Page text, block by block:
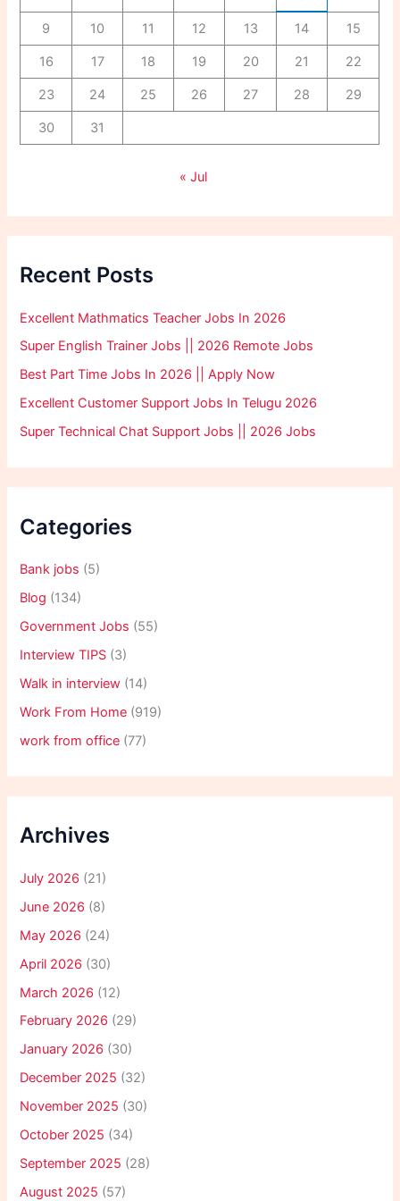
9 10 11 12 13 14 15
16 17 18 19 20 21 22
23 24 25 26 27 28 29
30 31
« Jul
Recent Posts
Excellent Mathmatics Teacher Jobs In 2026
Super English Trainer Jobs || 2026 Remote Jobs
Best Part Time Jobs In 2026 || Apply Now
Excellent Customer Support Jobs In Telugu 2026
Super Technical Chat Support Jobs || 2026 Jobs
Categories
Bank jobs (5)
Blog (134)
Government Jobs (55)
Interview TIPS (3)
Walk in interview (14)
Work From Home (919)
work from office (77)
Archives
July 2026 (21)
June 2026 (8)
May 2026 (24)
April 2026 (30)
March 2026 (12)
February 2026 (29)
January 2026 (30)
December 2025 (32)
November 2025 (30)
October 2025 (34)
September 2025 (28)
August 2025 (57)